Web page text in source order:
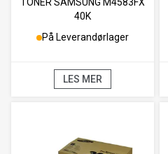
TONER SAMSUNG M4583FX
40K
På Leverandørlager
LES MER